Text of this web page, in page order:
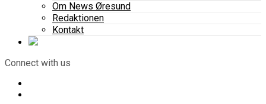
Om News Øresund
Redaktionen
Kontakt
Connect with us